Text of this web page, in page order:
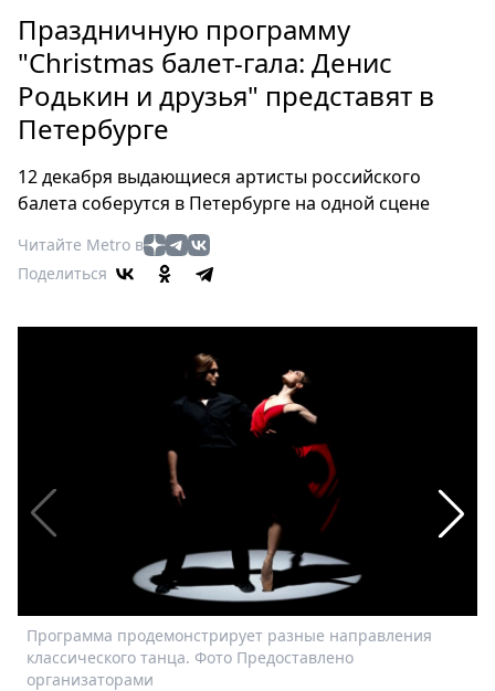
Россия
Мир
Здоровье
Еда
Туризм
Мода
Театр
Кино
Афиша
релизы
Стримы
Выборы
2026
Metro
Праздничную программу
"Christmas балет-гала: Денис
Родькин и друзья" представят в
Петербурге
12 декабря выдающиеся артисты российского
балета соберутся в Петербурге на одной сцене
Читайте Metro в
Поделиться
Программа продемонстрирует разные направления
классического танца. Фото Предоставлено
организаторами